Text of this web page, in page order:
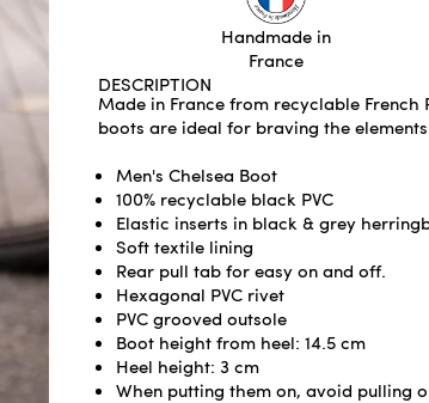
Handmade in
France
DESCRIPTION
Made in France from recyclable French
boots are ideal for braving the
Men's Chelsea Boot
100% recyclable black PVC
Elastic inserts in black & grey
Soft textile lining
Rear pull tab for easy on and off.
Hexagonal PVC rivet
PVC grooved outsole
Boot height from heel: 14.5 cm
Heel height: 3 cm
When putting them on, avoid pulling